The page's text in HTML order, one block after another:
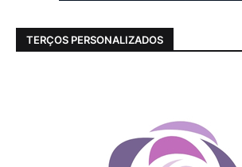
TERÇOS PERSONALIZADOS